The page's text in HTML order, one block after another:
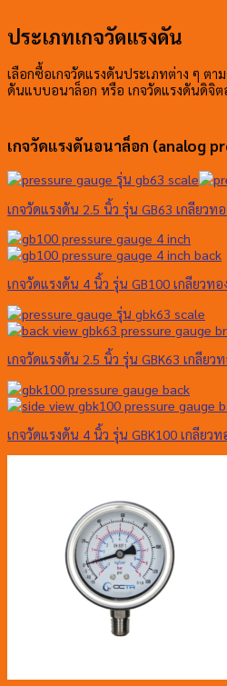
ประเภทเกจวัดแรงดัน
เลือกซื้อเกจวัดแรงดันประเภทต่าง ๆ ตา
ดันแบบอนาล็อก หรือ เกจวัดแรงดันดิจิต
เกจวัดแรงดันอนาล็อก (analog
เกจวัดแรงดัน 2.5 นิ้ว รุ่น GB63 เกลียวท
เกจวัดแรงดัน 4 นิ้ว รุ่น GB100 เกลียวทอ
เกจวัดแรงดัน 2.5 นิ้ว รุ่น GBK63 เกลียว
เกจวัดแรงดัน 4 นิ้ว รุ่น GBK100 เกลียว